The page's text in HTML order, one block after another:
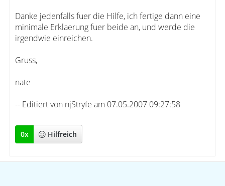
Danke jedenfalls fuer die Hilfe, ich fertige dann eine
minimale Erklaerung fuer beide an, und werde die
irgendwie einreichen.
Gruss,
nate
-- Editiert von njStryfe am 07.05.2007 09:27:58
0x Hilfreich